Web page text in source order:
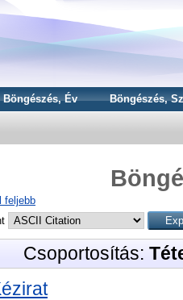
Böngészés, Év Böngészés,
feljebb
Csoportosítás: